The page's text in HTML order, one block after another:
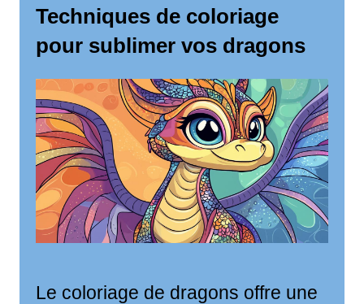
Techniques de coloriage
pour sublimer vos dragons
Le coloriage de dragons offre une